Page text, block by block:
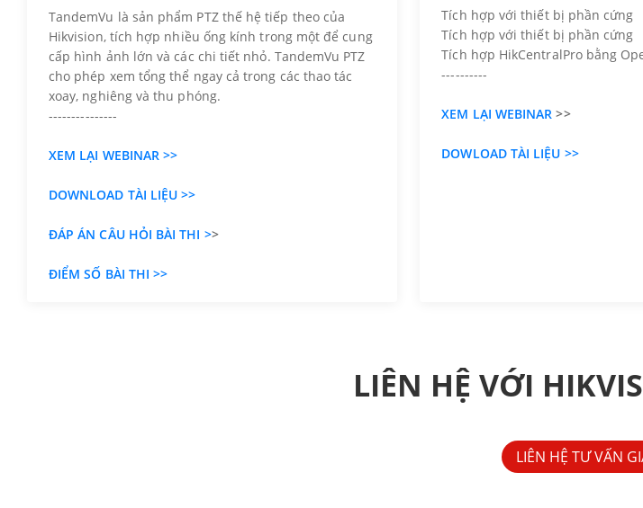
TandemVu là sản phẩm PTZ thế hệ tiếp theo của
Hikvision, tích hợp nhiều ống kính trong một để cung
cấp hình ảnh lớn và các chi tiết nhỏ. TandemVu PTZ
cho phép xem tổng thể ngay cả trong các thao tác
xoay, nghiêng và thu phóng.
---------------
XEM LẠI WEBINAR >>
DOWNLOAD TÀI LIỆU >>
ĐÁP ÁN CÂU HỎI BÀI THI >>
ĐIỂM SỐ BÀI THI >>
Tích hợp với thiết bị phần cứng
Tích hợp với thiết bị phần cứng
Tích hợp HikCentralPro bằng
----------
XEM LẠI WEBINAR >>
DOWLOAD TÀI LIỆU >>
LIÊN HỆ VỚI
LIÊN HỆ TƯ VẤN